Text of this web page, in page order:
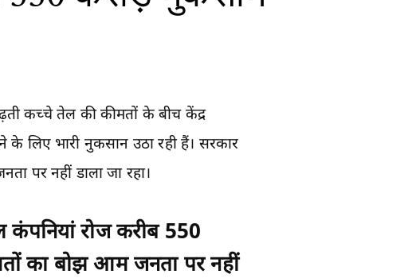
कच्चे तेल की कीमतों के बीच केंद्र
लिए भारी नुकसान उठा रही हैं। सरकार
पर नहीं डाला जा रहा।
कंपनियां रोज करीब 550
का बोझ आम जनता पर नहीं